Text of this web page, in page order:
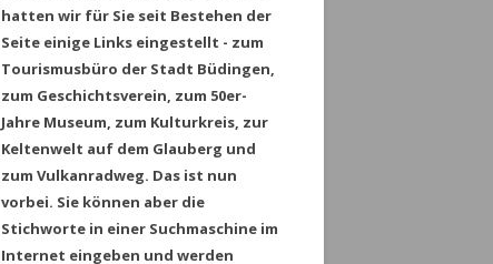
hatten wir für Sie seit Bestehen der
Seite einige Links eingestellt - zum
Tourismusbüro der Stadt Büdingen,
zum Geschichtsverein, zum 50er-
Jahre Museum, zum Kulturkreis, zur
Keltenwelt auf dem Glauberg und
zum Vulkanradweg. Das ist nun
vorbei. Sie können aber die
Stichworte in einer Suchmaschine im
Internet eingeben und werden